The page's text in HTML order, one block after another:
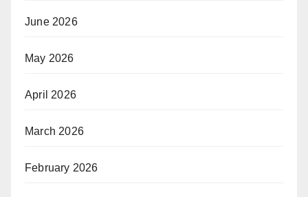
June 2026
May 2026
April 2026
March 2026
February 2026